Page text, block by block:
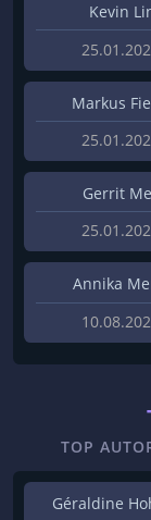
Kevin
Markus
Gerrit
Annika
TOP
Géraldine